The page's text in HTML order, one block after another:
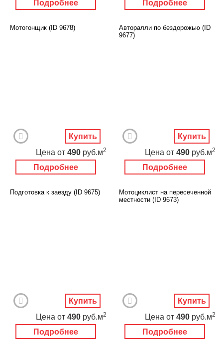
Подробнее Подробнее
Мотогонщик (ID 9678)
Подробнее
Цена от 490 руб.м2
Купить
Авторалли по бездорожью (ID
9677)
Подробнее
Цена от 490 руб.м2
Купить
Подготовка к заезду (ID 9675)
Подробнее
Цена от 490 руб.м2
Купить
Мотоциклист на пересеченной
местности (ID 9673)
Подробнее
Цена от 490 руб.м2
Купить